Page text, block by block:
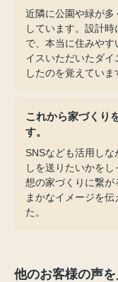
近隣に公園や緑が多
しています。設計
で、本当に住みや
イスいただいたダ
したのを覚えていま
これから家づくり
す。
SNSなども活用し
しを送りたいかを
想の家づくりに繋
まかなイメージを
た。
他のお客様の声